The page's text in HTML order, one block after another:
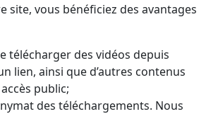
site, vous bénéficiez des avantages
télécharger des vidéos depuis
lien, ainsi que d’autres contenus
public;
des téléchargements. Nous